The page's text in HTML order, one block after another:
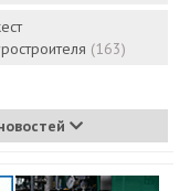
(163)